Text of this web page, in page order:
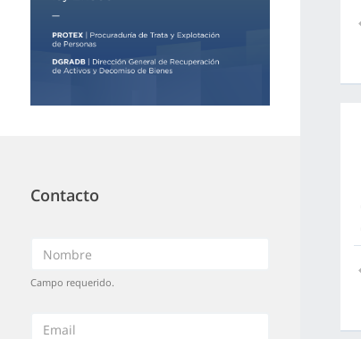
Contacto
Campo requerido.